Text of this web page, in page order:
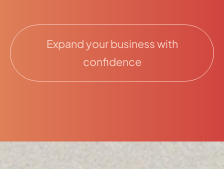
Expand your business with
confidence